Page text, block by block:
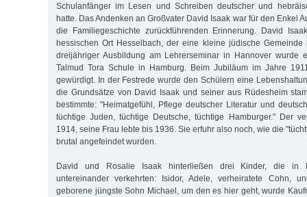
Schulanfänger im Lesen und Schreiben deutscher und
hatte. Das Andenken an Großvater David Isaak war für den Enkel
die Familiegeschichte zurückführenden Erinnerung. David
hessischen Ort Hesselbach, der eine kleine jüdische Gemeinde
dreijähriger Ausbildung am Lehrerseminar in Hannover wurde
Talmud Tora Schule in Hamburg. Beim Jubiläum im Jahre
gewürdigt. In der Festrede wurde den Schülern eine
die Grundsätze von David Isaak und seiner aus Rüdesheim
bestimmte: "Heimatgefühl, Pflege deutscher Literatur und
tüchtige Juden, tüchtige Deutsche, tüchtige Hamburger." Der
1914, seine Frau lebte bis 1936. Sie erfuhr also noch, wie die
brutal angefeindet wurden.
David und Rosalie Isaak hinterließen drei Kinder, die in
untereinander verkehrten: Isidor, Adele, verheiratete Cohn,
geborene jüngste Sohn Michael, um den es hier geht, wurde